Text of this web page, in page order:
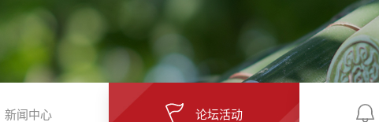
新闻中心 论坛活动